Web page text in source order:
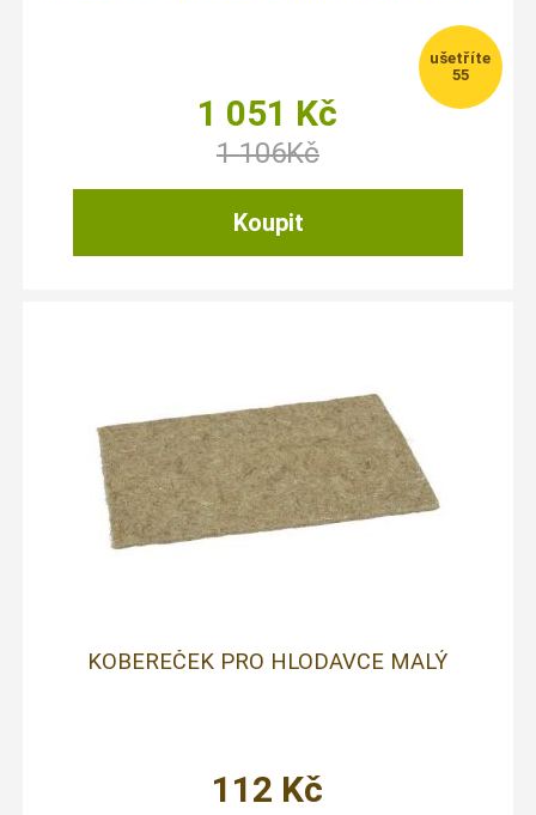
1 051 Kč
55
1 106Kč
KOBEREČEK PRO HLODAVCE MALÝ
112 Kč